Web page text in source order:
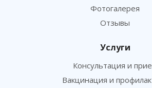
Фотогалерея
Отзывы
Услуги
Консультация и
Вакцинация и